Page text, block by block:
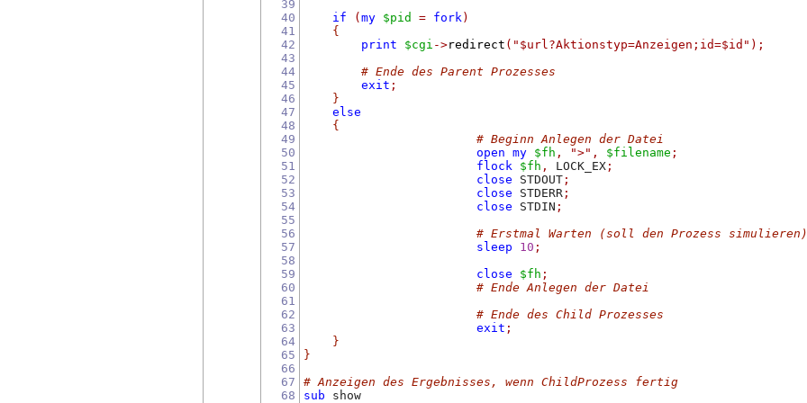
39
40
41
42
43
44
45
46
47
48
49
50
51
52
53
54
55
56
57
58
59
60
61
62
63
64
65
66
67
68
if (my $pid = fork )
{
print
$cgi ->redirect ( "$url?Aktionstyp=Anzeigen;id=$id" );
# Ende des Parent Prozesses
exit ;
}
else
{
# Beginn Anlegen der Datei
open my $fh , ">" , $filename ;
flock
$fh , LOCK_EX;
close STDOUT;
close STDERR;
close STDIN ;
# Erstmal Warten (soll den Prozess simulieren)
sleep
10 ;
close
$fh ;
# Ende Anlegen der Datei
# Ende des Child Prozesses
exit ;
}
}
# Anzeigen des Ergebnisses, wenn ChildProzess fertig
sub show